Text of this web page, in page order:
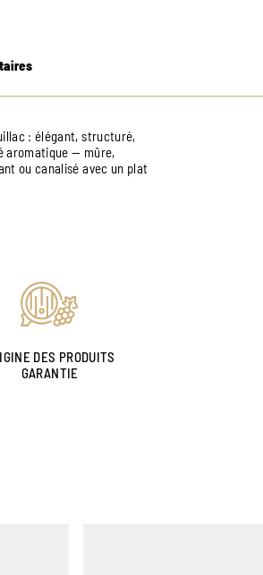
: élégant, structuré,
aromatique — mûre,
ou canalisé avec un plat
DES PRODUITS
GARANTIE